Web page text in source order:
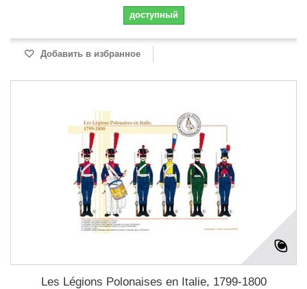
доступный
Добавить в избранное
Les Légions Polonaises en Italie, 1799-1800